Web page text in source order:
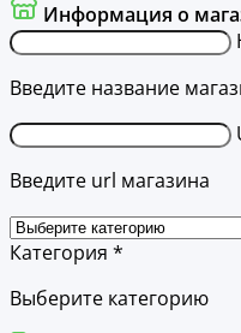
Информация о
Введите название
Введите url магазина
Категория *
Выберите категорию